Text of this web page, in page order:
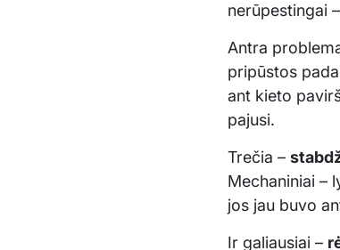
nerūpestingai
Antra
pripūstos
ant kieto
pajusi.
Trečia –
Mechaniniai –
jos jau buvo
Ir galiausiai –